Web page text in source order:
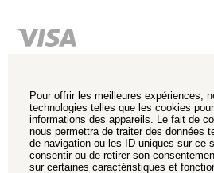
Pour offrir les meilleures expériences,
technologies telles que les cookies
informations des appareils. Le fait de
nous permettra de traiter des données
de navigation ou les ID uniques sur ce
consentir ou de retirer son
sur certaines caractéristiques et